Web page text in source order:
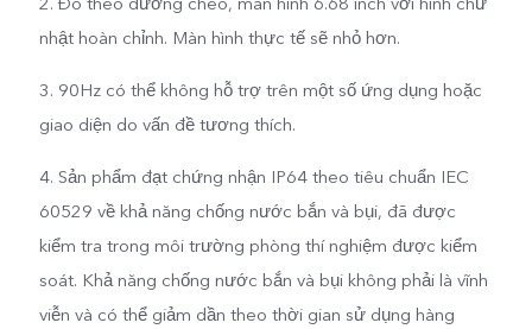
nhật hoàn chỉnh. Màn hình thực tế sẽ nhỏ hơn.
3. 90Hz có thể không hỗ trợ trên một số ứng dụng hoặc
giao diện do vấn đề tương thích.
4. Sản phẩm đạt chứng nhận IP64 theo tiêu chuẩn IEC
60529 về khả năng chống nước bắn và bụi, đã được
kiểm tra trong môi trường phòng thí nghiệm được kiểm
soát. Khả năng chống nước bắn và bụi không phải là vĩnh
viễn và có thể giảm dần theo thời gian sử dụng hàng